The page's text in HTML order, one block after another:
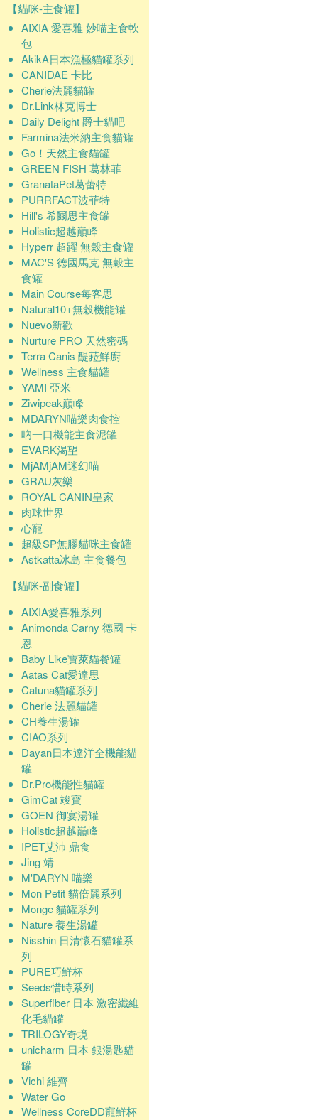
【貓咪-主食罐】
AIXIA 愛喜雅 妙喵主食軟
包
AkikA日本漁極貓罐系列
CANIDAE 卡比
Cherie法麗貓罐
Dr.Link林克博士
Daily Delight 爵士貓吧
Farmina法米納主食貓罐
Go！天然主食貓罐
GREEN FISH 葛林菲
GranataPet葛蕾特
PURRFACT波菲特
Hill's 希爾思主食罐
Holistic超越巔峰
Hyperr 超躍 無穀主食罐
MAC'S 德國馬克 無穀主
食罐
Main Course每客思
Natural10+無榖機能罐
Nuevo新歡
Nurture PRO 天然密碼
Terra Canis 醍菈鮮廚
Wellness 主食貓罐
YAMI 亞米
Ziwipeak巔峰
MDARYN喵樂肉食控
吶一口機能主食泥罐
EVARK渴望
MjAMjAM迷幻喵
GRAU灰樂
ROYAL CANIN皇家
肉球世界
心寵
超級SP無膠貓咪主食罐
Astkatta冰島 主食餐包
【貓咪-副食罐】
AIXIA愛喜雅系列
Animonda Carny 德國 卡
恩
Baby Like寶萊貓餐罐
Aatas Cat愛達思
Catuna貓罐系列
Cherie 法麗貓罐
CH養生湯罐
CIAO系列
Dayan日本達洋全機能貓
罐
Dr.Pro機能性貓罐
GimCat 竣寶
GOEN 御宴湯罐
Holistic超越巔峰
IPET艾沛 鼎食
Jing 靖
M'DARYN 喵樂
Mon Petit 貓倍麗系列
Monge 貓罐系列
Nature 養生湯罐
Nisshin 日清懷石貓罐系
列
PURE巧鮮杯
Seeds惜時系列
Superfiber 日本 激密纖維
化毛貓罐
TRILOGY奇境
unicharm 日本 銀湯匙貓
罐
Vichi 維齊
Water Go
Wellness CoreDD寵鮮杯